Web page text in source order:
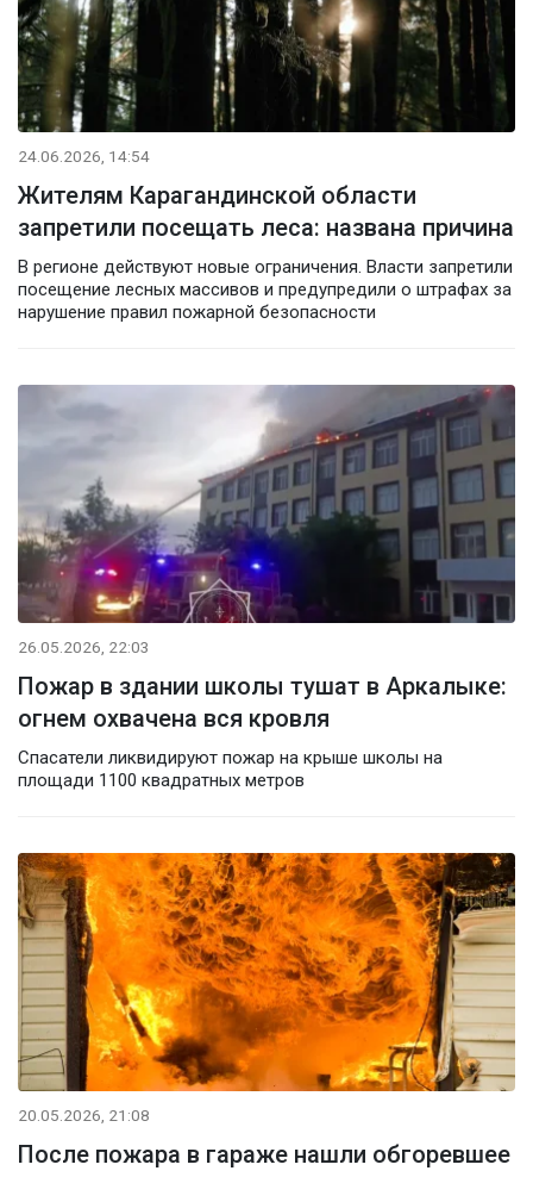
24.06.2026, 14:54
Жителям Карагандинской области
запретили посещать леса: названа причина
В регионе действуют новые ограничения. Власти запретили
посещение лесных массивов и предупредили о штрафах за
нарушение правил пожарной безопасности
26.05.2026, 22:03
Пожар в здании школы тушат в Аркалыке:
огнем охвачена вся кровля
Спасатели ликвидируют пожар на крыше школы на
площади 1100 квадратных метров
20.05.2026, 21:08
После пожара в гараже нашли обгоревшее